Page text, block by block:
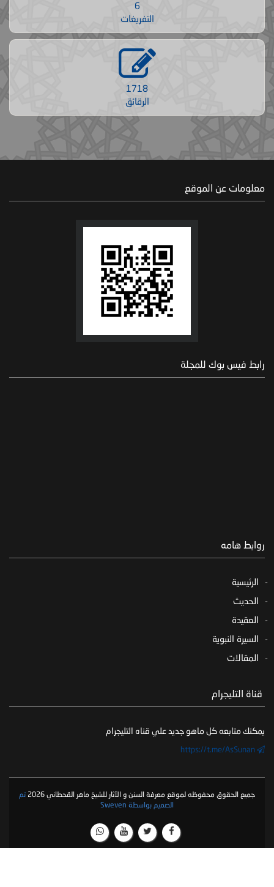
6
التفريغات
1718
الرقائق
معلومات عن الموقع
رابط فيس بوك للمجلة
روابط هامه
الرئيسية
الحديث
العقيدة
السيرة النبوية
المقالات
‏ قناة التليجرام
يمكنك متابعه كل ماهو جديد علي قناه التليجرام
جميع الحقوق محفوظه لموقع معرفة السنن و الآثار للشيخ ماهر القحطاني 2026
تم
الصميم بواسطة Sweven